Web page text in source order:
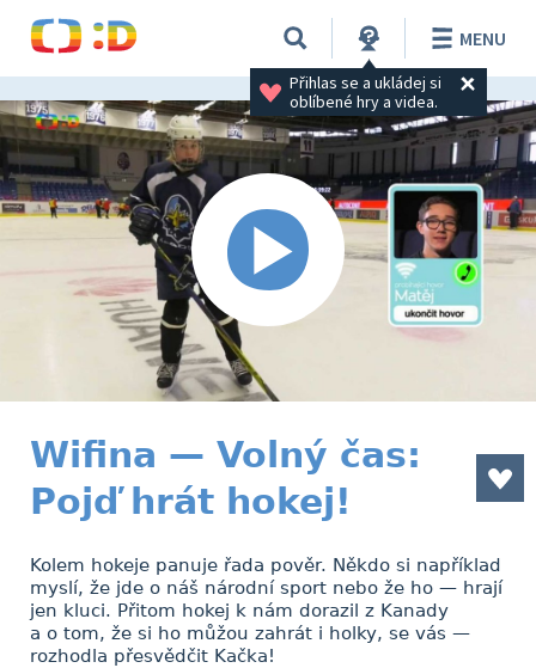
Přihlas se a ukládej si
oblíbené hry a videa.
MENU
Wifina — Volný čas:
Pojď hrát hokej!
Kolem hokeje panuje řada pověr. Někdo si například
myslí, že jde o náš národní sport nebo že ho — hrají
jen kluci. Přitom hokej k nám dorazil z Kanady
a o tom, že si ho můžou zahrát i holky, se vás —
rozhodla přesvědčit Kačka!